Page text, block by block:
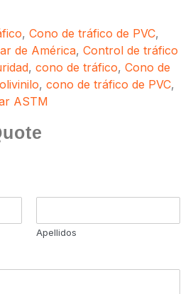
, Cono de tráfico de PVC,
de América, Control de tráfico
, cono de tráfico, Cono de
, cono de tráfico de PVC,
ASTM
Apellidos